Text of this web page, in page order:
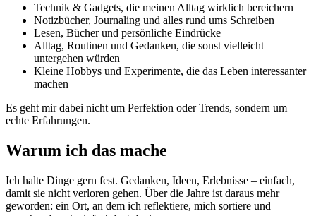
Technik & Gadgets, die meinen Alltag wirklich bereichern
Notizbücher, Journaling und alles rund ums Schreiben
Lesen, Bücher und persönliche Eindrücke
Alltag, Routinen und Gedanken, die sonst vielleicht
untergehen würden
Kleine Hobbys und Experimente, die das Leben interessanter
machen
Es geht mir dabei nicht um Perfektion oder Trends, sondern um
echte Erfahrungen.
Warum ich das mache
Ich halte Dinge gern fest. Gedanken, Ideen, Erlebnisse – einfach,
damit sie nicht verloren gehen. Über die Jahre ist daraus mehr
geworden: ein Ort, an dem ich reflektiere, mich sortiere und